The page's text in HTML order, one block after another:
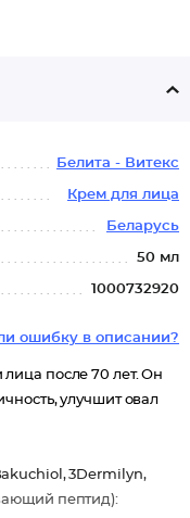
Белита - Витекс
Крем для лица
Беларусь
50 мл
1000732920
ошибку в описании?
после 70 лет. Он
улучшит овал
3Dermilyn,
пептид):